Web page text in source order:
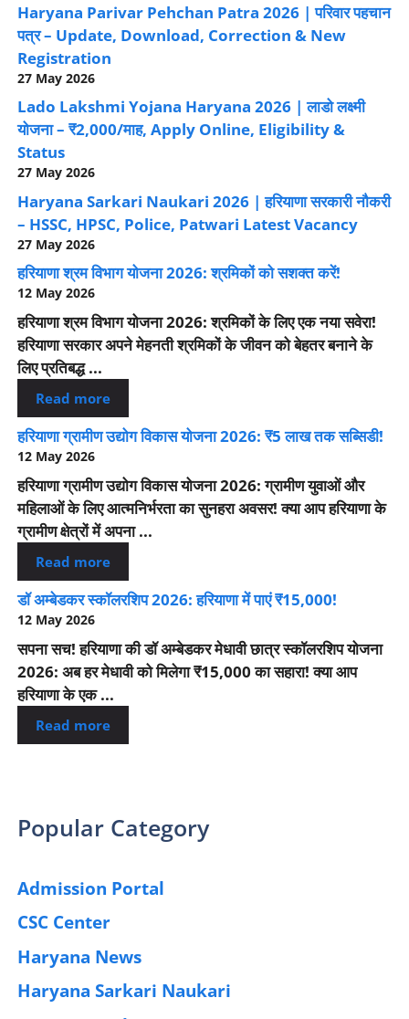
Haryana Parivar Pehchan Patra 2026 | परिवार पहचान
पत्र – Update, Download, Correction & New
Registration
27 May 2026
Lado Lakshmi Yojana Haryana 2026 | लाडो लक्ष्मी
योजना – ₹2,000/माह, Apply Online, Eligibility &
Status
27 May 2026
Haryana Sarkari Naukari 2026 | हरियाणा सरकारी नौकरी
– HSSC, HPSC, Police, Patwari Latest Vacancy
27 May 2026
हरियाणा श्रम विभाग योजना 2026: श्रमिकों को सशक्त करें!
12 May 2026
हरियाणा श्रम विभाग योजना 2026: श्रमिकों के लिए एक नया सवेरा!
हरियाणा सरकार अपने मेहनती श्रमिकों के जीवन को बेहतर बनाने के
लिए प्रतिबद्ध ...
Read more
हरियाणा ग्रामीण उद्योग विकास योजना 2026: ₹5 लाख तक सब्सिडी!
12 May 2026
हरियाणा ग्रामीण उद्योग विकास योजना 2026: ग्रामीण युवाओं और
महिलाओं के लिए आत्मनिर्भरता का सुनहरा अवसर! क्या आप हरियाणा के
ग्रामीण क्षेत्रों में अपना ...
Read more
डॉ अम्बेडकर स्कॉलरशिप 2026: हरियाणा में पाएं ₹15,000!
12 May 2026
सपना सच! हरियाणा की डॉ अम्बेडकर मेधावी छात्र स्कॉलरशिप योजना
2026: अब हर मेधावी को मिलेगा ₹15,000 का सहारा! क्या आप
हरियाणा के एक ...
Read more
Popular Category
Admission Portal
CSC Center
Haryana News
Haryana Sarkari Naukari